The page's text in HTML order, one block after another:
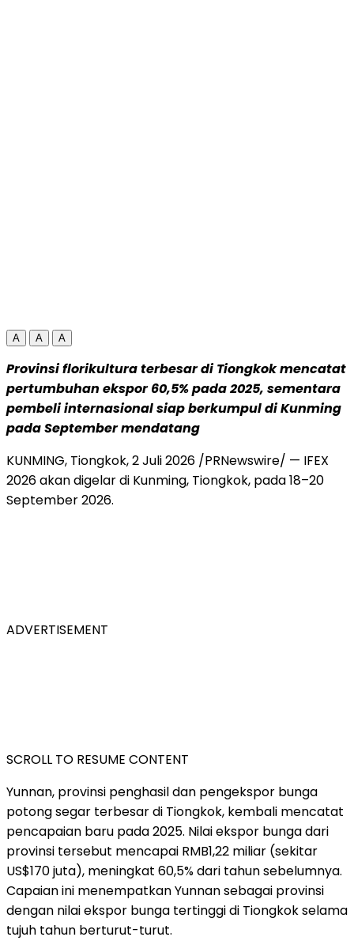
A A A
Provinsi florikultura terbesar di Tiongkok mencatat
pertumbuhan ekspor 60,5% pada 2025, sementara
pembeli internasional siap berkumpul di Kunming
pada September mendatang
KUNMING, Tiongkok,2 Juli 2026 /PRNewswire/ — IFEX
2026 akan digelar di Kunming, Tiongkok, pada 18–20
September 2026.
ADVERTISEMENT
SCROLL TO RESUME CONTENT
Yunnan, provinsi penghasil dan pengekspor bunga
potong segar terbesar di Tiongkok, kembali mencatat
pencapaian baru pada 2025. Nilai ekspor bunga dari
provinsi tersebut mencapai RMB1,22 miliar (sekitar
US$170 juta), meningkat 60,5% dari tahun sebelumnya.
Capaian ini menempatkan Yunnan sebagai provinsi
dengan nilai ekspor bunga tertinggi di Tiongkok selama
tujuh tahun berturut-turut.